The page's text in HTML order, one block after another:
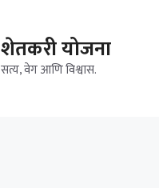
शेतकरी योजना
सत्य, वेग आणि विश्वास.